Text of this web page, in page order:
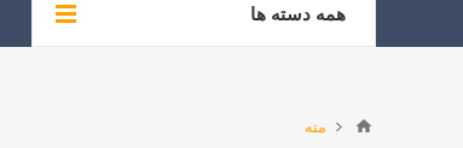
همه دسته ها
مته